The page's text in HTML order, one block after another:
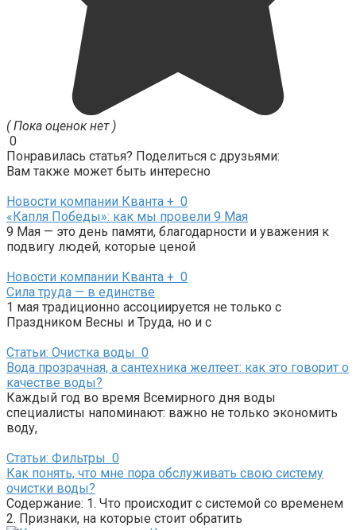
( Пока оценок нет )
0
Понравилась статья? Поделиться с друзьями:
Вам также может быть интересно
Новости компании Кванта + 0
«Капля Победы»: как мы провели 9 Мая
9 Мая — это день памяти, благодарности и уважения к
подвигу людей, которые ценой
Новости компании Кванта + 0
Сила труда — в единстве
1 мая традиционно ассоциируется не только с
Праздником Весны и Труда, но и с
Статьи: Очистка воды 0
Вода прозрачная, а сантехника желтеет: как это говорит о
качестве воды?
Каждый год во время Всемирного дня воды
специалисты напоминают: важно не только экономить
воду,
Статьи: Фильтры 0
Как понять, что мне пора обслуживать свою систему
очистки воды?
Содержание: 1. Что происходит с системой со временем
2. Признаки, на которые стоит обратить